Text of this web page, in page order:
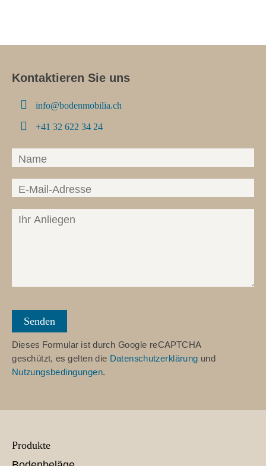
Kontaktieren Sie uns
 info@bodenmobilia.ch
 +41 32 622 34 24
Dieses Formular ist durch Google reCAPTCHA
geschützt, es gelten die Datenschutzerklärung und
Nutzungsbedingungen.
Produkte